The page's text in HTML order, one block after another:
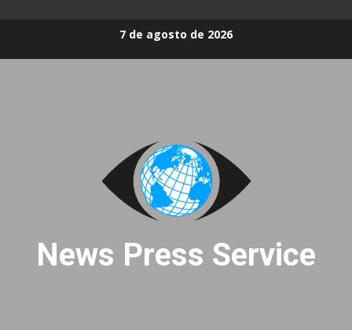
7 de agosto de 2026
News Press Service